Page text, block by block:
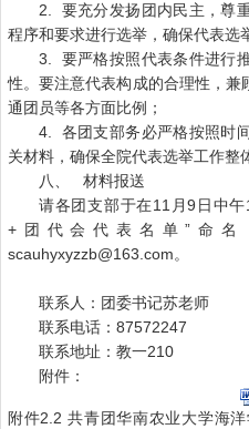
2. 要充分发扬团内民主，尊
程序和要求进行选举，确保代表选
3. 要严格按照代表条件进行
性。要注意代表构成的合理性，
通团员等各方面比例；
4. 各团支部务必严格按照时
关材料，确保全院代表选举工作整
八、 材料报送
请各团支部于在11月9日中
+团代会代表名单”命名
scauhyxyzzb@163.com。
联系人：团委书记苏老师
联系电话：87572247
联系地址：教一210
附件：
附件2.2 共青团华南农业大学海